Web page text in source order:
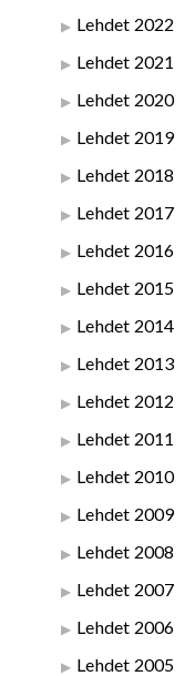
Lehdet 2022
Lehdet 2021
Lehdet 2020
Lehdet 2019
Lehdet 2018
Lehdet 2017
Lehdet 2016
Lehdet 2015
Lehdet 2014
Lehdet 2013
Lehdet 2012
Lehdet 2011
Lehdet 2010
Lehdet 2009
Lehdet 2008
Lehdet 2007
Lehdet 2006
Lehdet 2005